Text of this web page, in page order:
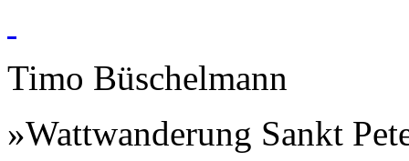
Timo Büschelmann
»Wattwanderung Sankt